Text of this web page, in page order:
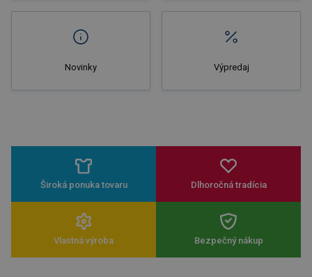
Novinky Výpredaj
Široká ponuka tovaru Dlhoročná tradícia
Vlastná výroba Bezpečný nákup